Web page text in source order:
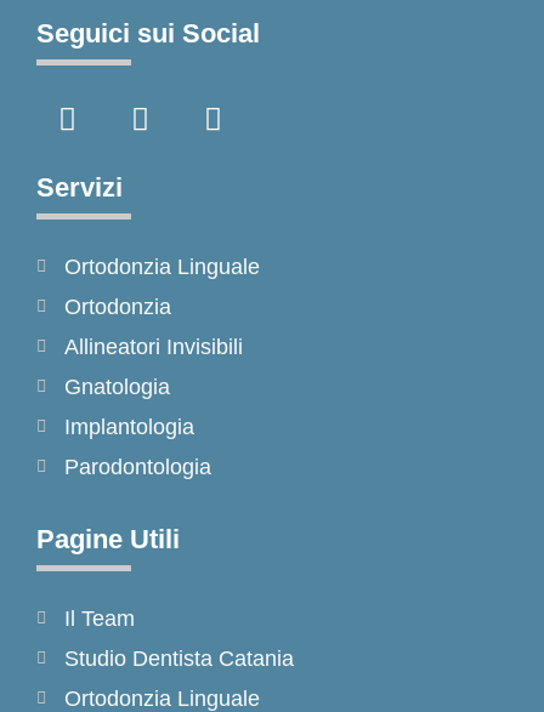
Seguici sui Social
a
e
b
o
k
-
f
n
r
a
m
i
Servizi
Ortodonzia Linguale
Ortodonzia
Allineatori Invisibili
Gnatologia
Implantologia
Parodontologia
Pagine Utili
Il Team
Studio Dentista Catania
Ortodonzia Linguale